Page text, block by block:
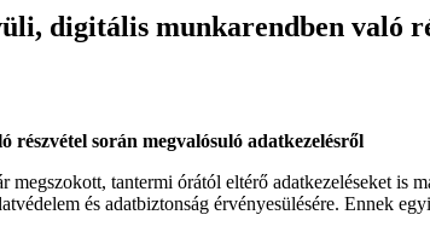
digitális munkarendben való
során megvalósuló adatkezelésről
tantermi órától eltérő adatkezeléseket is
és adatbiztonság érvényesülésére. Ennek